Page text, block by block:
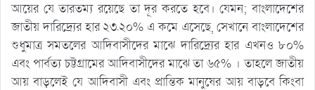
আয়ের যে তারতম্য রয়েছে তা দূর করতে হবে। যেমন; বাংলাদেশের
জাতীয় দারিদ্র্যের হার ২৩.২০% এ কমে এসেছে, সেখানে বাংলাদেশের
শুধুমাত্র সমতলের আদিবাসীদের মাঝে দারিদ্র্যের হার এখনও ৮০%
এবং পার্বত্য চট্টগ্রামের আদিবাসীদের মাঝে তা ৬৫% । তাহলে জাতীয়
আয় বাড়লেই যে আদিবাসী এবং প্রান্তিক মানুষের আয় বাড়বে কিংবা